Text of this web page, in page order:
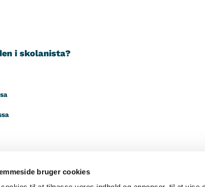
bruger cookies
i skolanista?